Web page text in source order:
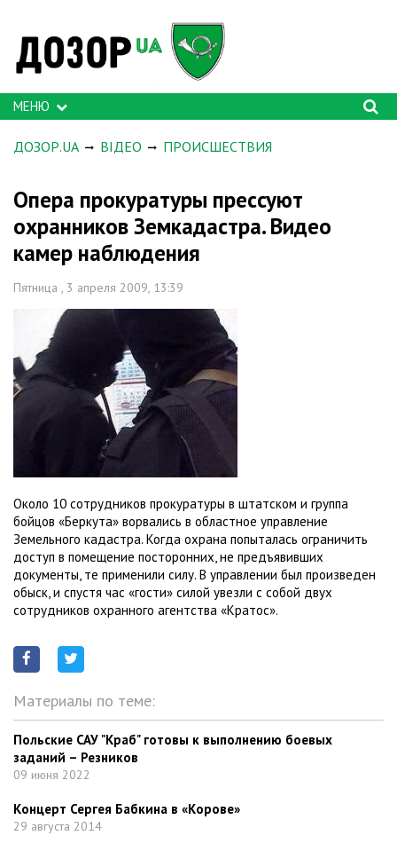
МЕНЮ
ДОЗОР.UA ВІДЕО ПРОИСШЕСТВИЯ
Опера прокуратуры прессуют
охранников Земкадастра. Видео
камер наблюдения
Пятница , 3 апреля 2009, 13:39
Около 10 сотрудников прокуратуры в штатском и группа
бойцов «Беркута» ворвались в областное управление
Земельного кадастра. Когда охрана попыталась ограничить
доступ в помещение посторонних, не предъявивших
документы, те применили силу. В управлении был произведен
обыск, и спустя час «гости» силой увезли с собой двух
сотрудников охранного агентства «Кратос».
Материалы по теме:
Польские САУ "Краб" готовы к выполнению боевых
заданий – Резников
09 июня 2022
Концерт Сергея Бабкина в «Корове»
29 августа 2014